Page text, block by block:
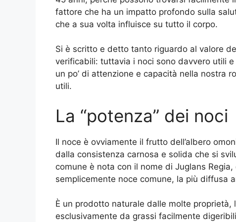
fattore che ha un impatto profondo sulla
che a sua volta influisce su tutto il corpo.
Si è scritto e detto tanto riguardo al valore
verificabili: tuttavia i noci sono davvero utili
un po’ di attenzione e capacità nella nostra
utili.
La “potenza” dei noci
Il noce è ovviamente il frutto dell’albero
dalla consistenza carnosa e solida che si
comune è nota con il nome di Juglans
semplicemente noce comune, la più diffusa
È un prodotto naturale dalle molte
esclusivamente da grassi facilmente